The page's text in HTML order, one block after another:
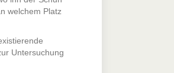
welchem Platz
Untersuchung